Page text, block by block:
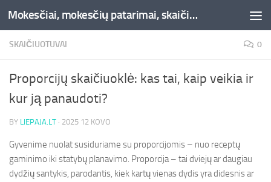
Skip to content Mokesčiai, mokesčių patarimai, skaičiuoklės, straipsniai -Liepaja.lt
SKAIČIUOTUVAI 0
Proporcijų skaičiuoklė: kas tai, kaip veikia ir
kur ją panaudoti?
BY LIEPAJA.LT · 2025 12 KOVO
Gyvenime nuolat susiduriame su proporcijomis – nuo receptų
gaminimo iki statybų planavimo. Proporcija – tai dviejų ar daugiau
dydžių santykis, parodantis, kiek kartų vienas dydis yra didesnis ar